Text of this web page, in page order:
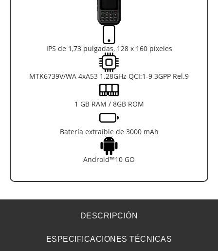
IPS de 1,73 pulgadas, 128 x 160 píxeles
MTK6739V/WA 4xA53 1.28GHz QCI:1-9 3GPP Rel.9
1 GB RAM / 8GB ROM
Batería extraíble de 3000 mAh
Android™10 GO
DESCRIPCIÓN
ESPECIFICACIONES TÉCNICAS